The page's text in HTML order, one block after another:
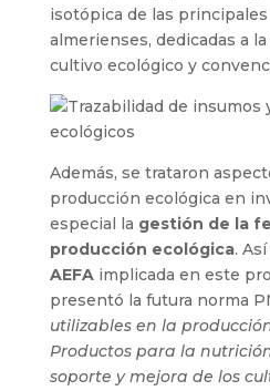
isotópica de las
almerienses, dedicadas a
cultivo ecológico y
Además, se trataron
producción ecológica en
especial la gestión de la
producción ecológica.
AEFAimplicada en este
presentó la futura norma
utilizables en la
Productos para la
soporte y mejora de los